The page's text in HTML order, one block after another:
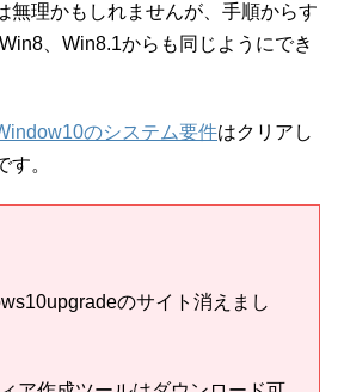
無理かもしれませんが、手順からす
、Win8.1からも同じようにでき
のシステム要件はクリアし
。
のサイト消えまし